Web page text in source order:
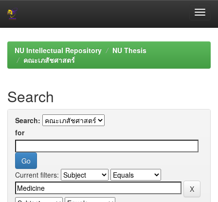
navigationNU Intellectual Repository
NU Thesis
คณะเภสัชศาสตร์
Search
Search:
for
Current filters: